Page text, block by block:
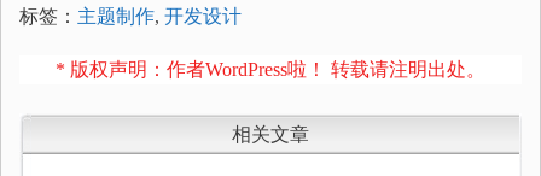
标签： 主题制作, 开发设计
* 版权声明：作者WordPress啦！ 转载请注明出处。
相关文章